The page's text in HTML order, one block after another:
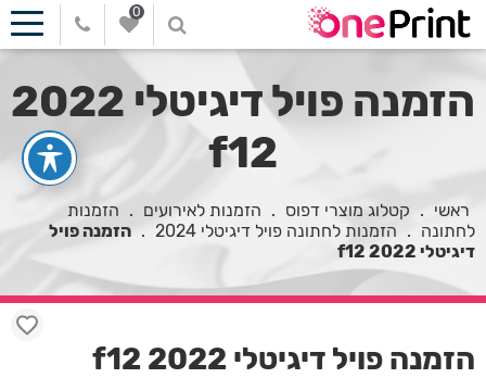
0
הזמנה פויל דיגיטלי 2022
f12
ראשי . קטלוג מוצרי דפוס . הזמנות לאירועים . הזמנות
לחתונה . הזמנות לחתונה פויל דיגיטלי 2024 . הזמנה פויל
דיגיטלי 2022 f12
הזמנה פויל דיגיטלי 2022 f12